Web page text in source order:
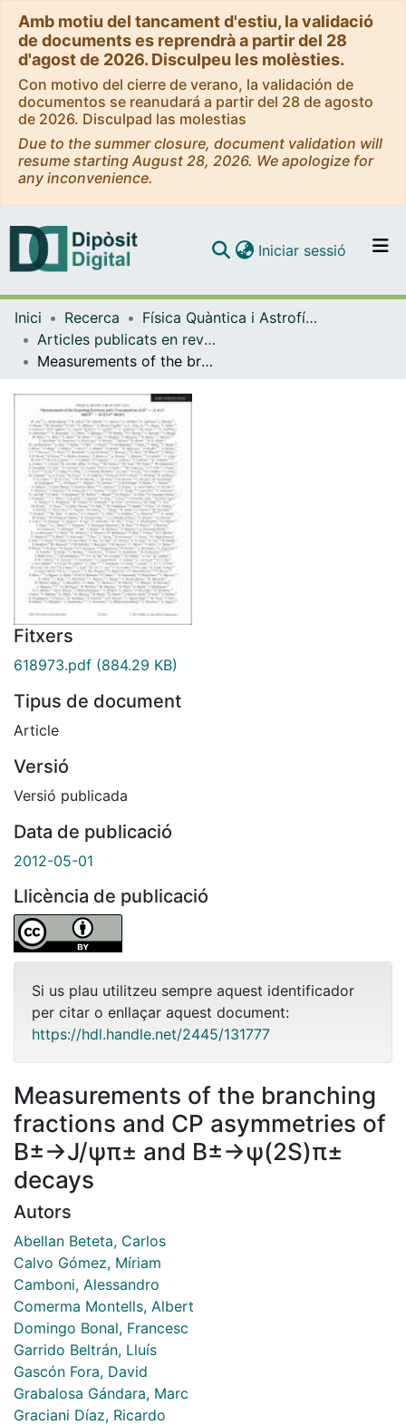
Amb motiu del tancament d'estiu, la validació
de documents es reprendrà a partir del 28
d'agost de 2026. Disculpeu les molèsties.
Con motivo del cierre de verano, la validación de
documentos se reanudará a partir del 28 de agosto
de 2026. Disculpad las molestias
Due to the summer closure, document validation will
resume starting August 28, 2026. We apologize for
any inconvenience.
Navega per tot el DD
Contacte
Iniciar sessió (current)
Inici Recerca
Física Quàntica i Astrofísica
Articles publicats en revistes (Física Quàntica i Astrofísica)
Measurements of the branching fractions and CP asymmetries of B±→J/ψπ± and B±→ψ(2S)π± decays
Fitxers
618973.pdf (884.29 KB)
Tipus de document
Article
Versió
Versió publicada
Data de publicació
2012-05-01
Llicència de publicació
Si us plau utilitzeu sempre aquest identificador
per citar o enllaçar aquest document:
https://hdl.handle.net/2445/131777
Measurements of the branching
fractions and CP asymmetries of
B±→J/ψπ± and B±→ψ(2S)π±
decays
Autors
Abellan Beteta, Carlos
Calvo Gómez, Míriam
Camboni, Alessandro
Comerma Montells, Albert
Domingo Bonal, Francesc
Garrido Beltrán, Lluís
Gascón Fora, David
Grabalosa Gándara, Marc
Graciani Díaz, Ricardo